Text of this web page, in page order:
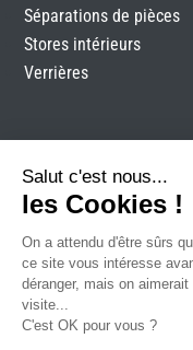
Séparations de pièces
Stores intérieurs
Verrières
Labels Menuiserie
site|
Salut c'est nous...
les Cookies !
On a attendu d'être sûrs
ce site vous intéresse
déranger, mais on
visite...
C'est OK pour vous ?